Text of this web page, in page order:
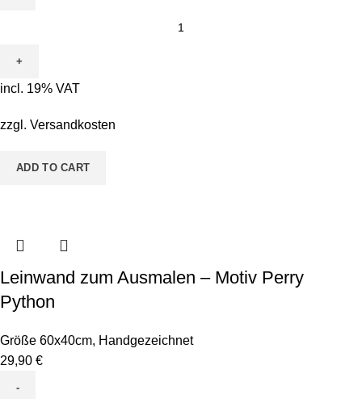
Ausmalen
-
Baby
quantity
incl. 19% VAT
zzgl. Versandkosten
ADD TO CART
Leinwand zum Ausmalen – Motiv Perry
Python
Größe 60x40cm, Handgezeichnet
29,90 €